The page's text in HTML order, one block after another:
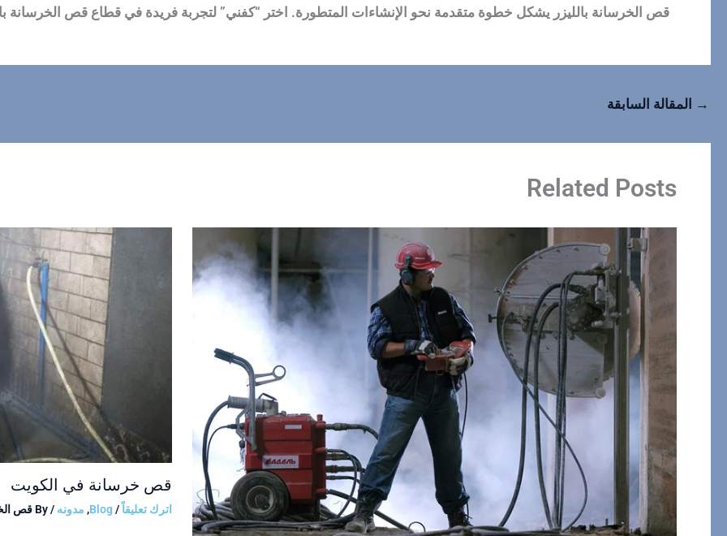
قص الخرسانة بالليزر يشكل خطوة متقدمة نحو الإنشاءات المتطورة. اختر “كفني” لتجربة فريدة في قطاع قص الخرسانة
→ المقالة السابقة
Related Posts
قص خرسانة في الكويت
اترك تعليقاً /
Blog
, مدونه / By قص